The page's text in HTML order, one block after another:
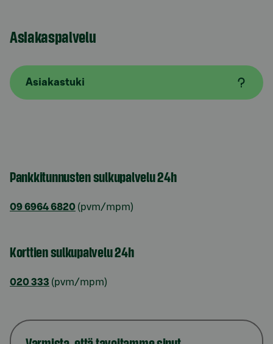
Asiakaspalvelu
Asiakastuki
Pankkitunnusten sulkupalvelu 24h
09 6964 6820 (pvm/mpm)
Korttien sulkupalvelu 24h
020 333 (pvm/mpm)